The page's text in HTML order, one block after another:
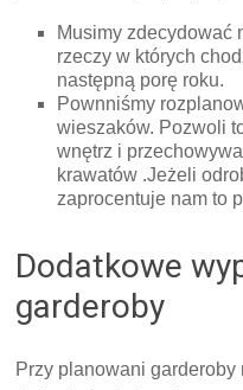
Musimy zdecydować
rzeczy w których
następną porę roku.
Pownniśmy
wieszaków. Pozwoli
wnętrz i
krawatów .Jeżeli
zaprocentuje nam to
Dodatkowe
garderoby
Przy planowani